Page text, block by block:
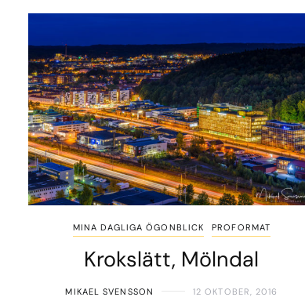
MINA DAGLIGA ÖGONBLICK PROFORMAT
Krokslätt, Mölndal
MIKAEL SVENSSON 12 OKTOBER, 2016